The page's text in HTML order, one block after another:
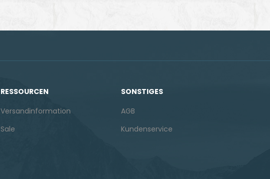
RESSOURCEN
Versandinformation
Sale
SONSTIGES
AGB
Kundenservice